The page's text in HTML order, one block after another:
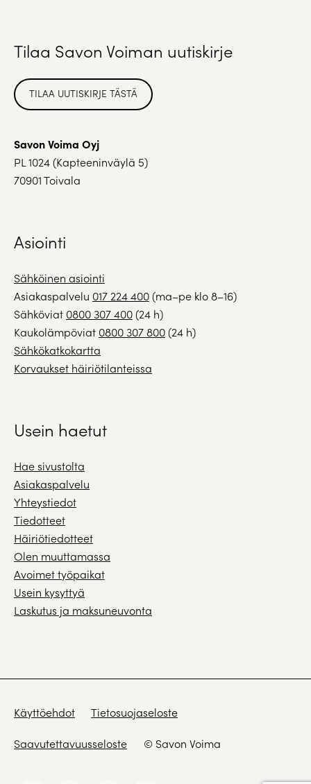
Tilaa Savon Voiman uutiskirje
TILAA UUTISKIRJE TÄSTÄ
Savon Voima Oyj
PL 1024 (Kapteeninväylä 5)
70901 Toivala
Asiointi
Sähköinen asiointi
Asiakaspalvelu 017 224 400(ma–pe klo 8–16)
Sähköviat 0800 307 400(24 h)
Kaukolämpöviat 0800 307 800(24 h)
Sähkökatkokartta
Korvaukset häiriötilanteissa
Usein haetut
Hae sivustolta
Asiakaspalvelu
Yhteystiedot
Tiedotteet
Häiriötiedotteet
Olen muuttamassa
Avoimet työpaikat
Usein kysyttyä
Laskutus ja maksuneuvonta
Käyttöehdot Tietosuojaseloste
Saavutettavuusseloste © Savon Voima